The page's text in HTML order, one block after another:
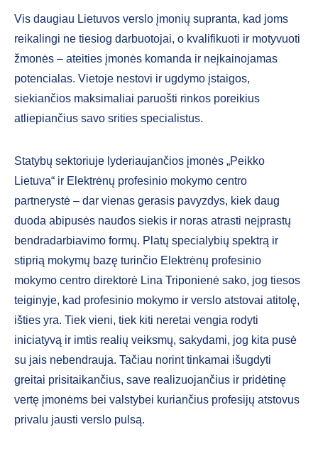
Vis daugiau Lietuvos verslo įmonių supranta, kad joms
reikalingi ne tiesiog darbuotojai, o kvalifikuoti ir motyvuoti
žmonės – ateities įmonės komanda ir neįkainojamas
potencialas. Vietoje nestovi ir ugdymo įstaigos,
siekiančios maksimaliai paruošti rinkos poreikius
atliepiančius savo srities specialistus.
Statybų sektoriuje lyderiaujančios įmonės „Peikko
Lietuva“ ir Elektrėnų profesinio mokymo centro
partnerystė – dar vienas gerasis pavyzdys, kiek daug
duoda abipusės naudos siekis ir noras atrasti neįprastų
bendradarbiavimo formų. Platų specialybių spektrą ir
stiprią mokymų bazę turinčio Elektrėnų profesinio
mokymo centro direktorė Lina Triponienė sako, jog tiesos
teiginyje, kad profesinio mokymo ir verslo atstovai atitolę,
išties yra. Tiek vieni, tiek kiti neretai vengia rodyti
iniciatyvą ir imtis realių veiksmų, sakydami, jog kita pusė
su jais nebendrauja. Tačiau norint tinkamai išugdyti
greitai prisitaikančius, save realizuojančius ir pridėtinę
vertę įmonėms bei valstybei kuriančius profesijų atstovus
privalu jausti verslo pulsą.